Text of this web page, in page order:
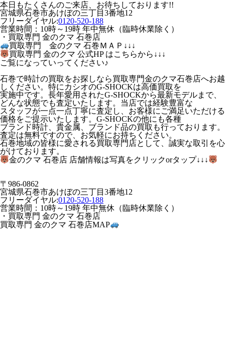
本日もたくさんのご来店、お待ちしております!!
宮城県石巻市あけぼの三丁目3番地12
フリーダイヤル:0120-520-188
営業時間：10時～19時 年中無休（臨時休業除く）
・買取専門 金のクマ 石巻店
買取専門 金のクマ 石巻ＭＡＰ↓↓↓
買取専門 金のクマ 公式HP はこちらから↓↓↓
ご覧になっていってください♪
石巻で時計の買取をお探しなら買取専門金のクマ石巻店へお越
しください。特にカシオのG-SHOCKは高価買取を
実施中です。長年愛用されたG-SHOCKから最新モデルまで、
どんな状態でも査定いたします。当店では経験豊富な
スタッフが一点一点丁寧に査定し、お客様にご満足いただける
価格をご提示いたします。G-SHOCKの他にも各種
ブランド時計、貴金属、ブランド品の買取も行っております。
査定は無料ですので、お気軽にお持ちください。
石巻地域の皆様に愛される買取専門店として、誠実な取引を心
がけております。
金のクマ 石巻店 店舗情報は写真をクリックorタップ↓↓↓
〒986-0862
宮城県石巻市あけぼの三丁目3番地12
フリーダイヤル:0120-520-188
営業時間：10時～19時 年中無休（臨時休業除く）
・買取専門 金のクマ 石巻店
買取専門 金のクマ 石巻店MAP